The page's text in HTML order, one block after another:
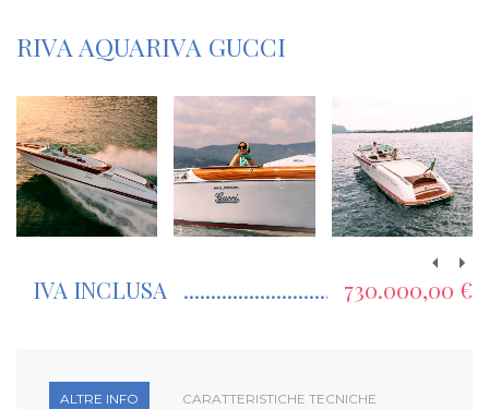
RIVA AQUARIVA GUCCI
IVA INCLUSA 730.000,00 €
ALTRE INFO CARATTERISTICHE TECNICHE